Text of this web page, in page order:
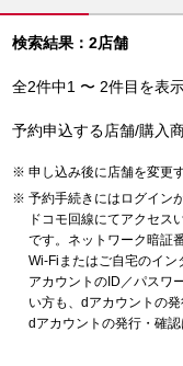
検索結果：2店舗
全2件中1 〜 2件目を表
予約申込する店舗/購入
申し込み後に店舗を変更
予約手続きにはログイン
ドコモ回線にてアクセス
です。ネットワーク暗証
Wi-Fiまたはご自宅のイン
アカウントのID／パスワ
い方も、dアカウントの発
dアカウントの発行・確認